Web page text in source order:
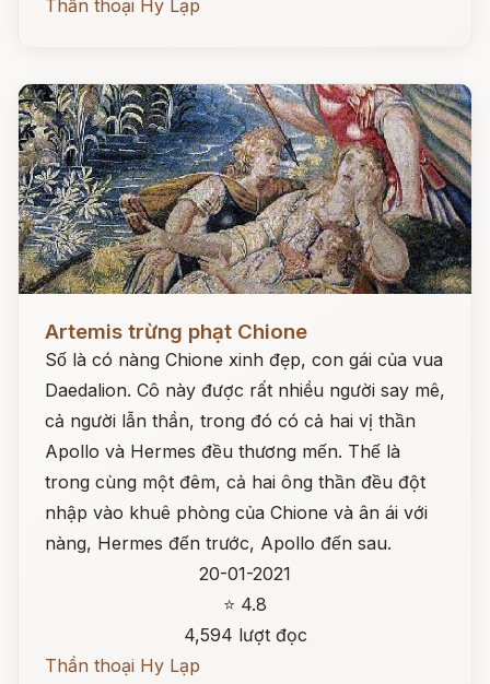
Thần thoại Hy Lạp
Artemis trừng phạt Chione
Số là có nàng Chione xinh đẹp, con gái của vua
Daedalion. Cô này được rất nhiều người say mê,
cả người lẫn thần, trong đó có cả hai vị thần
Apollo và Hermes đều thương mến. Thế là
trong cùng một đêm, cả hai ông thần đều đột
nhập vào khuê phòng của Chione và ân ái với
nàng, Hermes đến trước, Apollo đến sau.
20-01-2021
⭐ 4.8
4,594 lượt đọc
Thần thoại Hy Lạp